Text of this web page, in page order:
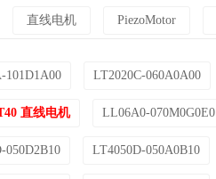
直线电机 PiezoMotor
101D1A00 LT2020C-060A0A00
直线电机 LL06A0-070M0G0E0
050D2B10 LT4050D-050A0B10